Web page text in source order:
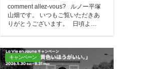
comment allez-vous? ルノー平塚
山畑です。 いつもご覧いただきあ
りがとうございます。 日頃よ…
キャンペーン